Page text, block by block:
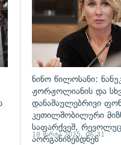
ნინო წილოსანი:
ჟორჟოლიანის და
დანაშაულებრივი
კეთილშობილური
საფარქვეშ,
აორგანიზებდნენ
18 მარტი 2025, 06:31